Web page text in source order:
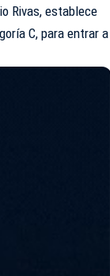
Rivas, establece
C, para entrar a